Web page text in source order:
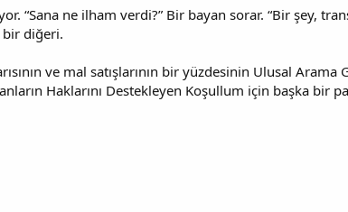
“Sana ne ilham verdi?” Bir bayan sorar. “Bir şey,
bir diğeri.
ve mal satışlarının bir yüzdesinin Ulusal Arama
Haklarını Destekleyen Koşullum için başka bir